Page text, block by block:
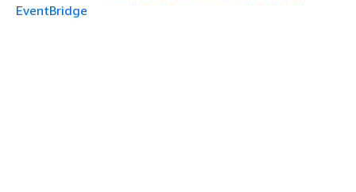
EventBridge